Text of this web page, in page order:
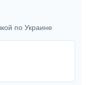
по Украине